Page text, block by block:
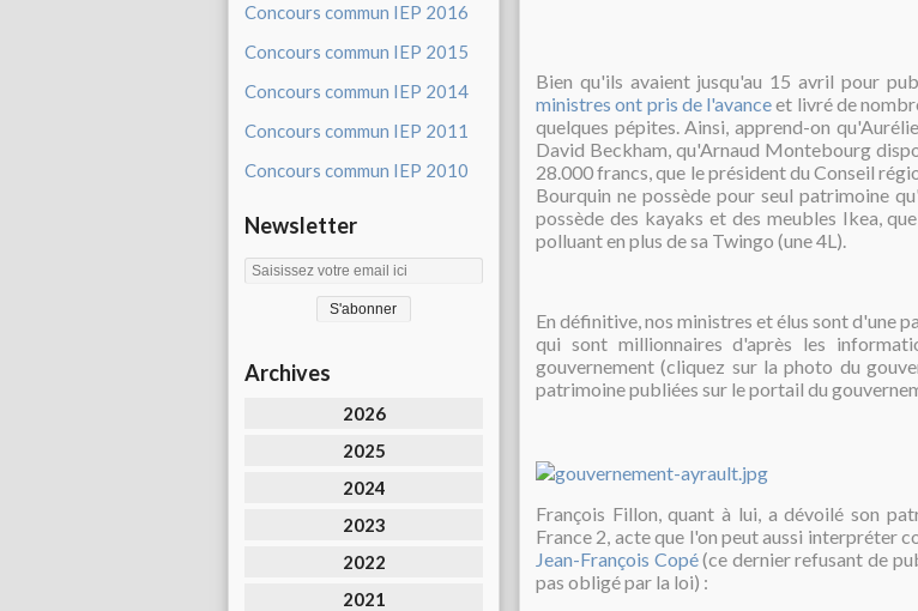
Concours commun IEP 2016
Concours commun IEP 2015
Concours commun IEP 2014
Concours commun IEP 2011
Concours commun IEP 2010
Newsletter
Archives
2026
2025
2024
2023
2022
2021
Bien qu'ils avaient jusqu'au 15 avril pour
ministres ont pris de l'avanceet livré de
quelques pépites. Ainsi, apprend-on
David Beckham, qu'Arnaud Montebourg
28.000 francs, que le président du Conseil
Bourquin ne possède pour seul patrimoine
possède des kayaks et des meubles Ikea,
polluant en plus de sa Twingo (une 4L).
En définitive, nos ministres et élus sont d'une
qui sont millionnaires d'après les
gouvernement (cliquez sur la photo du
patrimoine publiées sur le portail du
François Fillon, quant à lui, a dévoilé son
France 2, acte que l'on peut aussi interpréter
Jean-François Copé(ce dernier refusant de
pas obligé par la loi) :